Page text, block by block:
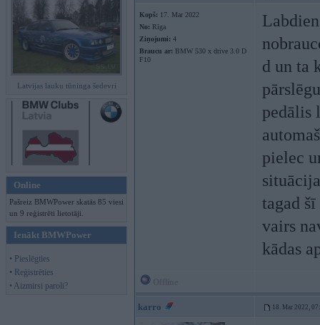
Latvijas lauku tūninga šedevri
Online
Pašreiz BMWPower skatās 85 viesi
un 9 reģistrēti lietotāji.
Ienākt BMWPower
• Pieslēgties
• Reģistrēties
• Aizmirsi paroli?
Kopš: 17. Mar 2022
No: Rīga
Ziņojumi: 4
Braucu ar: BMW 530 x drive 3.0 D
F10
d un ta
pedālis
pielec
tagad
vairs
kādas
karro 18. Mar 2022,